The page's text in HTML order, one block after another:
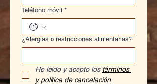
Teléfono móvil *
¿Alergias o restricciones alimentarias?
He leido y acepto los términos
y política de cancelación